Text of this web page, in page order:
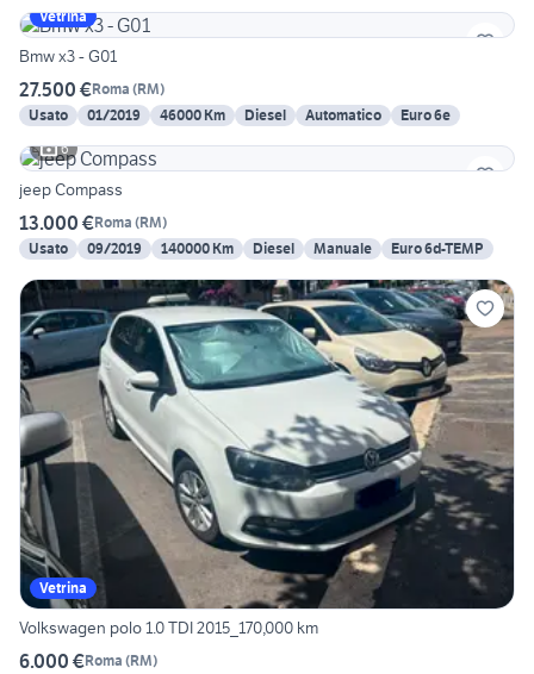
Vetrina
Bmw x3 - G01
27.500 €Roma (RM)
Usato
01/2019 46000 Km Diesel Automatico
Euro 6e
6
jeep Compass
13.000 €Roma (RM)
Usato
09/2019 140000 Km Diesel Manuale Euro 6d-TEMP
Vetrina
Volkswagen polo 1.0 TDI 2015_170,000 km
6.000 €Roma (RM)